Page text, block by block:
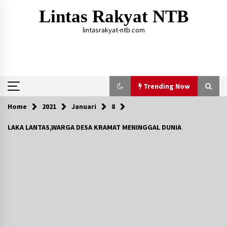
Lintas Rakyat NTB
lintasrakyat-ntb.com
Trending Now
Trending Now
Home 2021 Januari 8
LAKA LANTAS,WARGA DESA KRAMAT MENINGGAL DUNIA